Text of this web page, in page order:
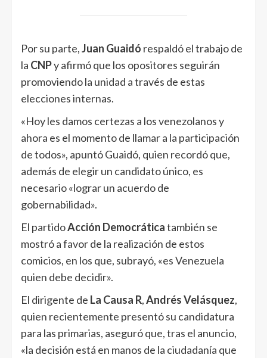
Por su parte,Juan Guaidó respaldó el trabajo de
la CNPy afirmó que los opositores seguirán
promoviendo la unidad a través de estas
elecciones internas.
«Hoy les damos certezas a los venezolanos y
ahora es el momento de llamar a la participación
de todos», apuntó Guaidó, quien recordó que,
además de elegir un candidato único, es
necesario «lograr un acuerdo de
gobernabilidad».
El partidoAcción Democráticatambién se
mostró a favor de la realización de estos
comicios, en los que, subrayó, «es Venezuela
quien debe decidir».
El dirigente de La Causa R,Andrés Velásquez,
quien recientemente presentó su candidatura
para las primarias, aseguró que, tras el anuncio,
«la decisión está en manos de la ciudadanía que